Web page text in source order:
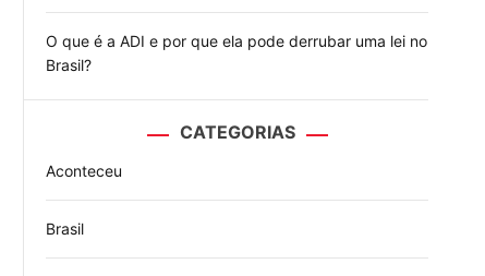
O que é a ADI e por que ela pode derrubar uma lei no
Brasil?
CATEGORIAS
Aconteceu
Brasil